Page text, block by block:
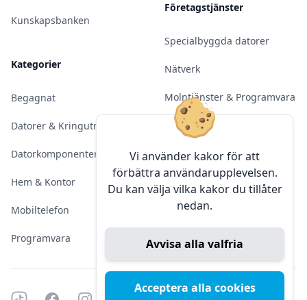
Vi använder kakor för att
förbättra användarupplevelsen.
Du kan välja vilka kakor du tillåter
nedan.
Avvisa alla valfria
Acceptera alla cookies
Kunskapsbanken
Kategorier
Begagnat
Datorer & Kringutrustning
Datorkomponenter
Hem & Kontor
Mobiltelefon
Programvara
Företagstjänster
Specialbyggda datorer
Nätverk
Molntjänster & Programvara
Server & Backup
Kameraövervakning
Konferens & Public Display
Sälja elektronik